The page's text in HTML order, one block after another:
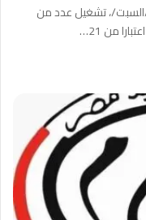
/السبت/، تشغيل عدد من
من 21…